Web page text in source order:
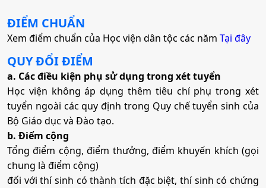
ĐIỂM CHUẨN
Xem điểm chuẩn của Học viện dân tộc các năm Tại đây
QUY ĐỔI ĐIỂM
a. Các điều kiện phụ sử dụng trong xét tuyển
Học viện không áp dụng thêm tiêu chí phụ trong xét
tuyển ngoài các quy định trong Quy chế tuyển sinh của
Bộ Giáo dục và Đào tạo.
b. Điểm cộng
Tổng điểm cộng, điểm thưởng, điểm khuyến khích (gọi
chung là điểm cộng)
đối với thí sinh có thành tích đặc biệt, thí sinh có chứng